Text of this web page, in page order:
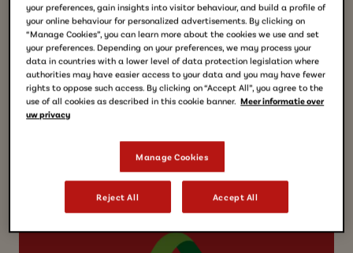
KOPEN
MEER PRODUCT INFORMATIE
your preferences, gain insights into visitor behaviour, and build a profile of
your online behaviour for personalized advertisements. By clicking on
“Manage Cookies”, you can learn more about the cookies we use and set
your preferences. Depending on your preferences, we may process your
data in countries with a lower level of data protection legislation where
authorities may have easier access to your data and you may have fewer
rights to oppose such access. By clicking on “Accept All”, you agree to the
use of all cookies as described in this cookie banner. Meer informatie over
uw privacy
Manage Cookies
Reject All Accept All